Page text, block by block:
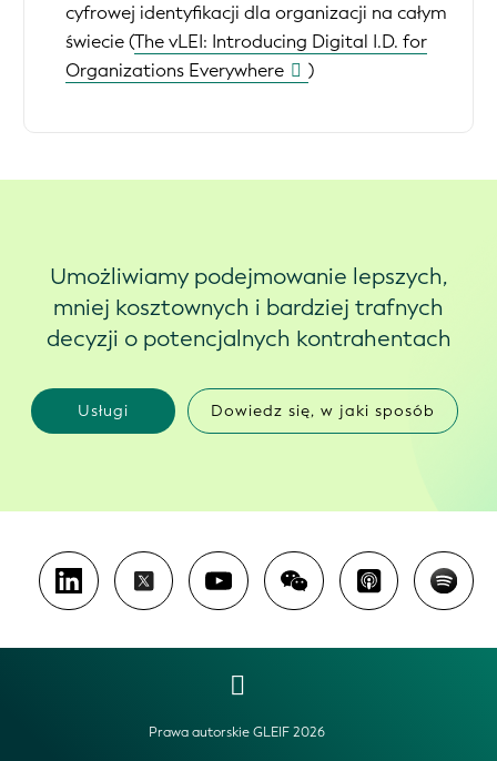
cyfrowej identyfikacji dla organizacji na całym
świecie (The vLEI: Introducing Digital I.D. for
Organizations Everywhere
)
Umożliwiamy podejmowanie lepszych,
mniej kosztownych i bardziej trafnych
decyzji o potencjalnych kontrahentach
Usługi Dowiedz się, w jaki sposób
Prawa autorskie GLEIF 2026